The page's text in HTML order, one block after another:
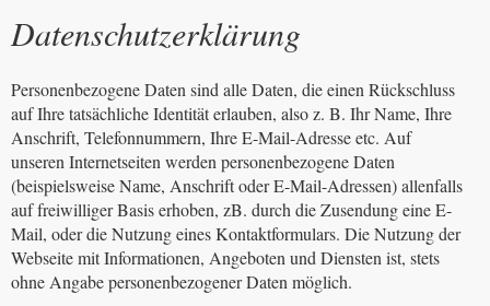
Datenschutzerklärung
Personenbezogene Daten sind alle Daten, die einen Rückschluss
auf Ihre tatsächliche Identität erlauben, also z. B. Ihr Name, Ihre
Anschrift, Telefonnummern, Ihre E-Mail-Adresse etc. Auf
unseren Internetseiten werden personenbezogene Daten
(beispielsweise Name, Anschrift oder E-Mail-Adressen) allenfalls
auf freiwilliger Basis erhoben, zB. durch die Zusendung eine E-
Mail, oder die Nutzung eines Kontaktformulars. Die Nutzung der
Webseite mit Informationen, Angeboten und Diensten ist, stets
ohne Angabe personenbezogener Daten möglich.